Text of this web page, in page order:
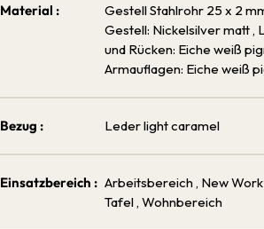
Material :
Gestell Stahlrohr 25 x 2
Gestell: Nickelsilver matt ,
und Rücken: Eiche weiß
Armauflagen: Eiche weiß
Bezug : Leder light caramel
Einsatzbereich : Arbeitsbereich , New Work
Tafel , Wohnbereich